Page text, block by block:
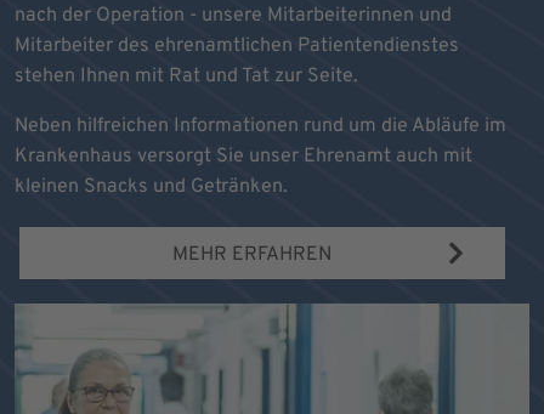
nach der Operation - unsere Mitarbeiterinnen und
Mitarbeiter des ehrenamtlichen Patientendienstes
stehen Ihnen mit Rat und Tat zur Seite.
Neben hilfreichen Informationen rund um die Abläufe im
Krankenhaus versorgt Sie unser Ehrenamt auch mit
kleinen Snacks und Getränken.
MEHR ERFAHREN